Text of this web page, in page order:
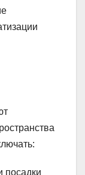
посадки